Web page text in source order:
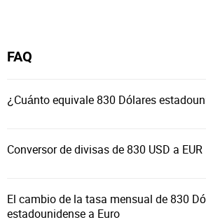
FAQ
¿Cuánto equivale 830 Dólares
Conversor de divisas de 830 USD a EUR
El cambio de la tasa mensual de 830
estadounidense a Euro